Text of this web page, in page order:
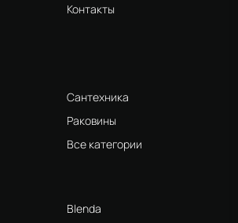
Контакты
Сантехника
Раковины
Все категории
Blenda